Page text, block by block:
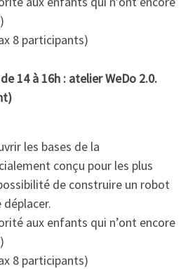
8 participants)
14 à 16h : atelier WeDo 2.0.
les bases de la
conçu pour les plus
de construire un robot
aux enfants qui n’ont encore
8 participants)